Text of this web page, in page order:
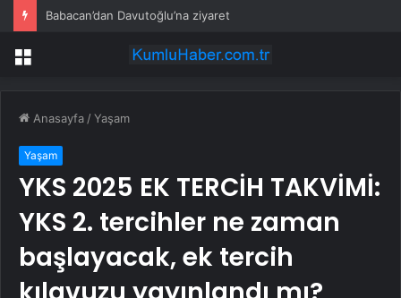
Babacan’dan Davutoğlu’na ziyaret
Menü
Anasayfa /Yaşam
Yaşam
YKS 2025 EK TERCİH TAKVİMİ:
YKS 2. tercihler ne zaman
başlayacak, ek tercih